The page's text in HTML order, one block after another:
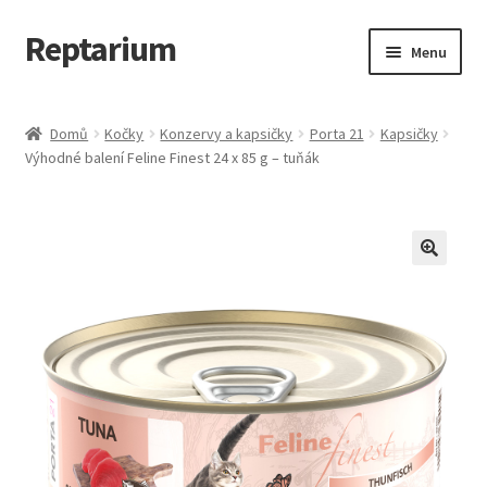
Přeskočit
na
Přejít
k
webu
Reptarium Menu
Košík
Obchod
Pokladna
Vše pro kočky
Domů Kočky Konzervy a kapsičky Porta 21
Kapsičky
Výhodné balení Feline Finest 24 x 85 g – tuňák